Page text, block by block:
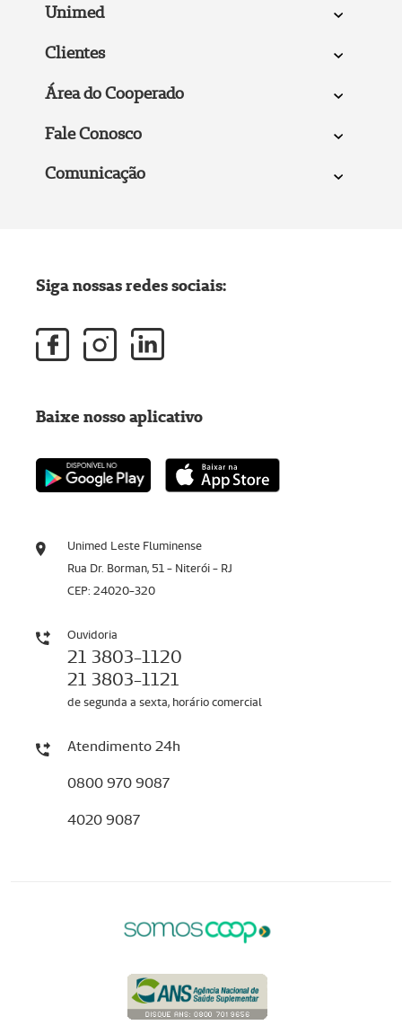
Unimed
Clientes
Área do Cooperado
Fale Conosco
Comunicação
Unimed Leste Fluminense
Rua Dr. Borman, 51 - Niterói - RJ
CEP: 24020-320
Ouvidoria
21 3803-1120
21 3803-1121
de segunda a sexta, horário comercial
Atendimento 24h
0800 970 9087
4020 9087
Siga nossas redes sociais:
Baixe nosso aplicativo